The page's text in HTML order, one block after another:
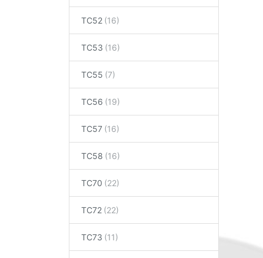
TC52
TC53
TC55
TC56
TC57
TC58
TC70
TC72
TC73